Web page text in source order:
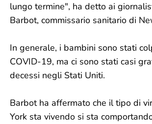
lungo termine", ha detto ai
Barbot, commissario sanitario di
In generale, i bambini sono stati
COVID-19, ma ci sono stati casi
decessi negli Stati Uniti.
Barbot ha affermato che il tipo di
York sta vivendo si sta